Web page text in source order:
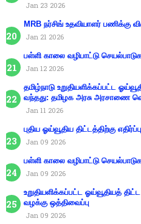
Jan 23 2026
MRB நர்சிங் உதவியாளர் பணிக்கு
Jan 21 2026
பள்ளி காலை வழிபாட்டு
Jan 12 2026
தமிழ்நாடு உறுதியளிக்கப்பட்ட
வந்தது: தமிழக அரசு அரசாணை
Jan 11 2026
புதிய ஓய்வூதிய திட்டத்திற்கு
Jan 09 2026
பள்ளி காலை வழிபாட்டு
Jan 09 2026
உறுதியளிக்கப்பட்ட ஓய்வூதியத்
வழக்கு ஒத்திவைப்பு
Jan 09 2026